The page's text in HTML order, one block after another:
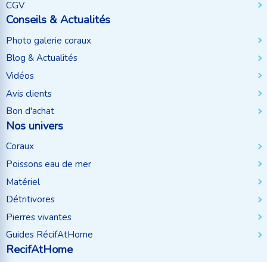
CGV
Conseils & Actualités
Photo galerie coraux
Blog & Actualités
Vidéos
Avis clients
Bon d'achat
Nos univers
Coraux
Poissons eau de mer
Matériel
Détritivores
Pierres vivantes
Guides RécifAtHome
RecifAtHome